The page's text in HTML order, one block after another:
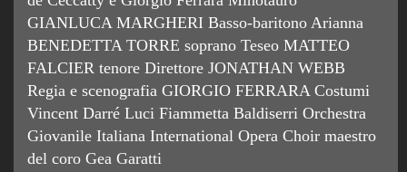
GIANLUCA MARGHERI Basso-baritono Arianna
BENEDETTA TORRE soprano Teseo MATTEO
FALCIER tenore Direttore JONATHAN WEBB
Regia e scenografia GIORGIO FERRARA Costumi
Vincent Darré Luci Fiammetta Baldiserri Orchestra
Giovanile Italiana International Opera Choir maestro
del coro Gea Garatti